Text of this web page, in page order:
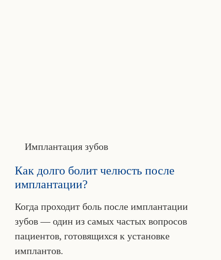
Имплантация зубов
Как долго болит челюсть после
имплантации?
Когда проходит боль после имплантации
зубов — один из самых частых вопросов
пациентов, готовящихся к установке
имплантов.